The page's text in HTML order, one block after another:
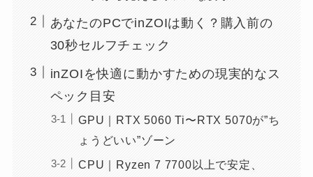
あなたのPCでinZOIは動く？購入前の
30秒セルフチェック
inZOIを快適に動かすための現実的なス
ペック目安
GPU｜RTX 5060 Ti〜RTX 5070が”ち
ょうどいい”ゾーン
CPU｜Ryzen 7 7700以上で安定、